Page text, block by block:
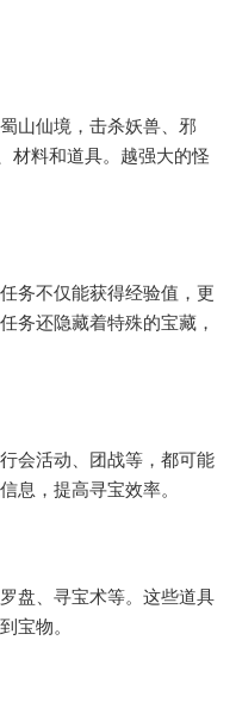
山仙境，击杀妖兽、邪
材料和道具。越强大的怪
务不仅能获得经验值，更
务还隐藏着特殊的宝藏，
会活动、团战等，都可能
息，提高寻宝效率。
盘、寻宝术等。这些道具
宝物。